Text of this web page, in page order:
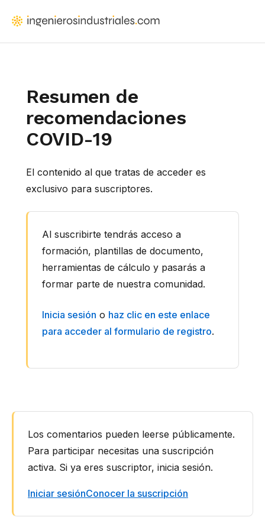
contenido
arquitectos
que
proyectan
Resumen de
recomendaciones
COVID-19
El contenido al que tratas de acceder es
exclusivo para suscriptores.
Al suscribirte tendrás acceso a
formación, plantillas de documento,
herramientas de cálculo y pasarás a
formar parte de nuestra comunidad.
Inicia sesión o haz clic en este enlace
para acceder al formulario de registro.
Interacciones
con
los
lectores
Los comentarios pueden leerse públicamente.
Para participar necesitas una suscripción
activa. Si ya eres suscriptor, inicia sesión.
Iniciar sesiónConocer la suscripción